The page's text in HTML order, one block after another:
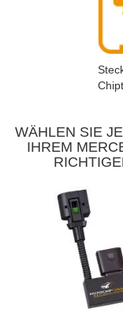
WÄHLEN SIE
IHREM